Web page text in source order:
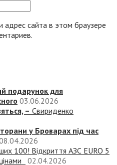
сайта в этом браузере
подарунок для
03.06.2026
– Свириденко
у Броварах під час
100! Відкриття АЗС EURO 5
02.04.2026